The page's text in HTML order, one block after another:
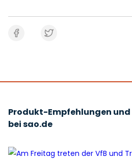
Produkt-Empfehlungen
bei sao.de